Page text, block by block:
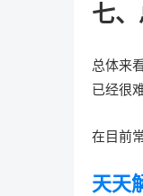
七
总体来
已经很
在目前
天天